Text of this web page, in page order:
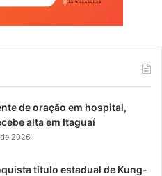
de oração em hospital,
alta em Itaguaí
2026
título estadual de Kung-